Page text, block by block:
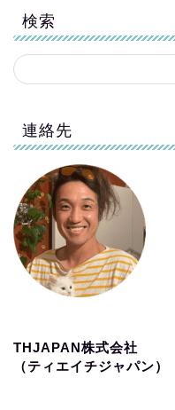
検索
連絡先
THJAPAN株式会社
（ティエイチジャパン）